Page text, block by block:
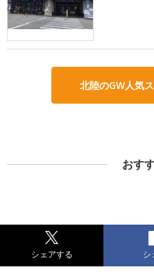
北陸のGW人気
おす
シェアする シ